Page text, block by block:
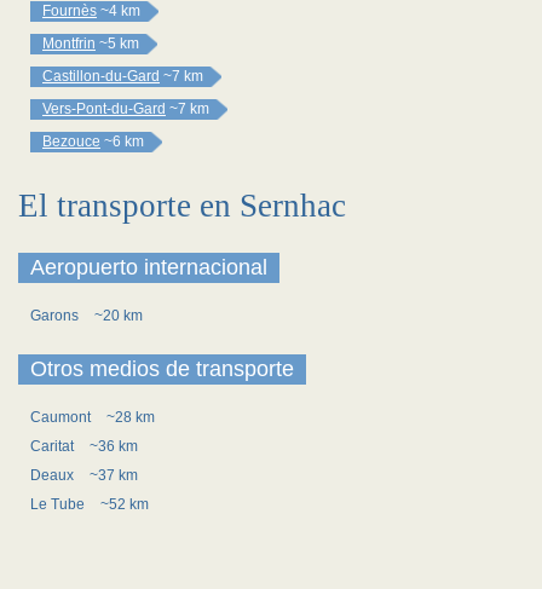
Fournès ~4 km
Montfrin ~5 km
Castillon-du-Gard ~7 km
Vers-Pont-du-Gard ~7 km
Bezouce ~6 km
El transporte en Sernhac
Aeropuerto internacional
Garons ~20 km
Otros medios de transporte
Caumont
~28 km
Caritat
~36 km
Deaux
~37 km
Le Tube
~52 km